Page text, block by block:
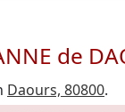
de
Daours, 80800.